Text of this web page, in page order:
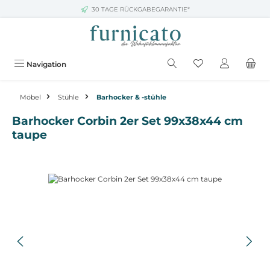
Zum Hauptinhalt springen30 TAGE RÜCKGABEGARANTIE*
Navigation
Möbel Stühle Barhocker & -stühle
Barhocker Corbin 2er Set 99x38x44 cm
taupe
Bildergalerie überspringen